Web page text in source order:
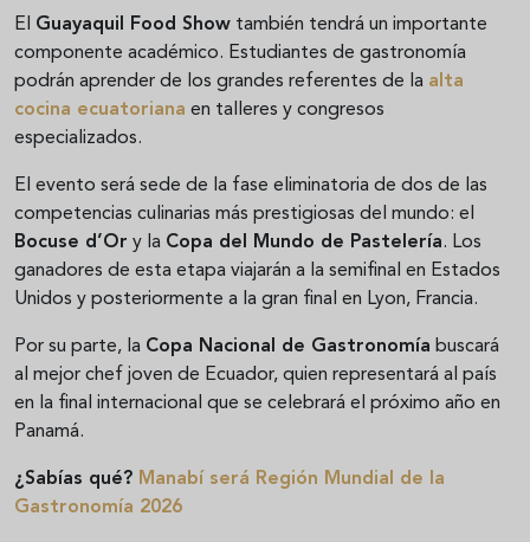
El Guayaquil Food Show también tendrá un importante
componente académico. Estudiantes de gastronomía
podrán aprender de los grandes referentes de la alta
cocina ecuatoriana en talleres y congresos
especializados.
El evento será sede de la fase eliminatoria de dos de las
competencias culinarias más prestigiosas del mundo: el
Bocuse d’Or y la Copa del Mundo de Pastelería. Los
ganadores de esta etapa viajarán a la semifinal en Estados
Unidos y posteriormente a la gran final en Lyon, Francia.
Por su parte, la Copa Nacional de Gastronomía buscará
al mejor chef joven de Ecuador, quien representará al país
en la final internacional que se celebrará el próximo año en
Panamá.
¿Sabías qué? Manabí será Región Mundial de la
Gastronomía 2026